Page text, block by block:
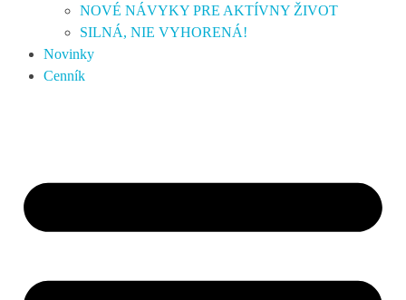
NOVÉ NÁVYKY PRE AKTÍVNY ŽIVOT
SILNÁ, NIE VYHORENÁ!
Novinky
Cenník